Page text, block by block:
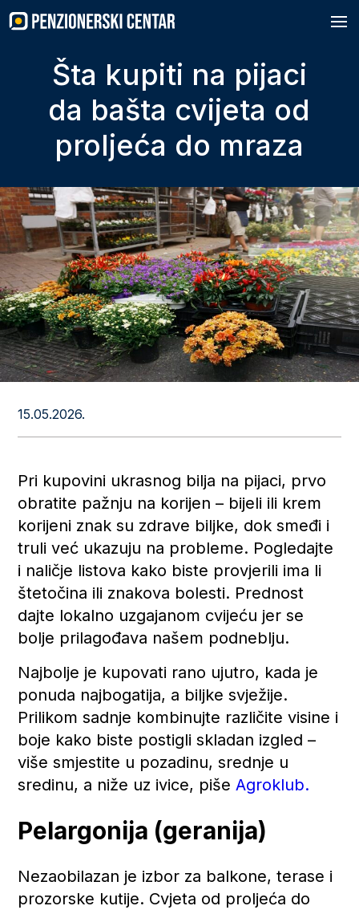
to
content
Šta kupiti na pijaci
da bašta cvijeta od
proljeća do mraza
15.05.2026.
Pri kupovini ukrasnog bilja na pijaci, prvo
obratite pažnju na korijen – bijeli ili krem
korijeni znak su zdrave biljke, dok smeđi i
truli već ukazuju na probleme. Pogledajte
i naličje listova kako biste provjerili ima li
štetočina ili znakova bolesti. Prednost
dajte lokalno uzgajanom cvijeću jer se
bolje prilagođava našem podneblju.
Najbolje je kupovati rano ujutro, kada je
ponuda najbogatija, a biljke svježije.
Prilikom sadnje kombinujte različite visine i
boje kako biste postigli skladan izgled –
više smjestite u pozadinu, srednje u
sredinu, a niže uz ivice, pišeAgroklub.
Pelargonija (geranija)
Nezaobilazan je izbor za balkone, terase i
prozorske kutije. Cvjeta od proljeća do